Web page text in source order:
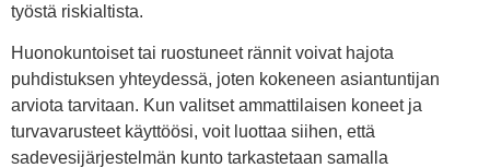
työstä riskialtista.
Huonokuntoiset tai ruostuneet rännit voivat hajota
puhdistuksen yhteydessä, joten kokeneen asiantuntijan
arviota tarvitaan. Kun valitset ammattilaisen koneet ja
turvavarusteet käyttöösi, voit luottaa siihen, että
sadevesijärjestelmän kunto tarkastetaan samalla